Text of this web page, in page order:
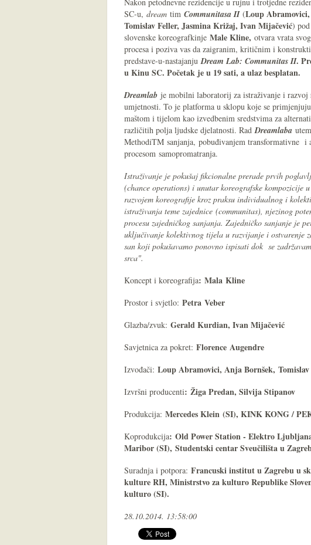
SC-u, dream tim Communitasa II (Loup
Tomislav Feller, Jasmina Križaj, Ivan Mijačević)
slovenske koreografkinje Male Kline, otvara vrata
procesa i poziva vas da zaigranim, kritičnim i
predstave-u-nastajanju Dream Lab: Communitas II.
u Kinu SC. Početak je u 19 sati, a ulaz besplatan.
Dreamlab je mobilni laboratorij za istraživanje i
umjetnosti. To je platforma u sklopu koje se
maštom i tijelom kao izvedbenim sredstvima za
različitih polja ljudske djelatnosti. RadDreamlaba
MethodiTM sanjanja, pobuđivanjem transformativne i
procesom samopromatranja.
Istraživanje je pokušaj fikcionalne prerade prvih
(chance operations) i unutar koreografske kompozicije
razvojem koreografije kroz praksu individualnog i
istraživanja teme zajednice (communitas), njezinog
procesu zajedničkog sanjanja. Zajedničko sanjanje je
uključivanje kolektivnog tijela u razvijanje i ostvarenje
san koji pokušavamo ponovno ispisati dok se
srca".
Koncept i koreografija: Mala Kline
Prostor i svjetlo: Petra Veber
Glazba/zvuk: Gerald Kurdian, Ivan Mijačević
Savjetnica za pokret: Florence Augendre
Izvođači: Loup Abramovici, Anja Bornšek,
Izvršni producenti: Žiga Predan, Silvija Stipanov
Produkcija: Mercedes Klein (SI), KINK KONG /
Koprodukcija: Old Power Station - Elektro
Maribor (SI), Studentski centar Sveučilišta u
Suradnja i potpora: Francuski institut u Zagrebu u
kulture RH, Ministrstvo za kulturo Republike
kulturo (SI).
28.10.2014. 13:58:00